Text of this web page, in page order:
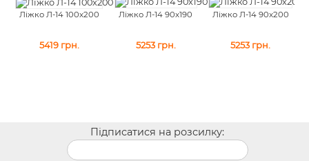
Ліжко Л-14 100x200
5419 грн.
Ліжко Л-14 90x190
5253 грн.
Ліжко Л-14 90x200
5253 грн.
Підписатися на розсилку: